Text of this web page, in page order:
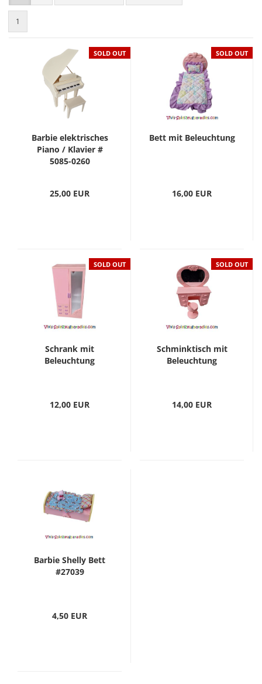
1
SOLD OUT
Barbie elektrisches
Piano / Klavier #
5085-0260
25,00 EUR
SOLD OUT
Bett mit Beleuchtung
16,00 EUR
SOLD OUT
Schrank mit
Beleuchtung
12,00 EUR
SOLD OUT
Schminktisch mit
Beleuchtung
14,00 EUR
Barbie Shelly Bett
#27039
4,50 EUR